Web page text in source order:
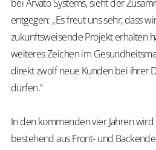
bei Arvato Systems, sieht der
entgegen: „Es freut uns sehr, dass
zukunftsweisende Projekt erhalten
weiteres Zeichen im
direkt zwölf neue Kunden bei ihrer
dürfen.“
In den kommenden vier Jahren wird
bestehend aus Front- und